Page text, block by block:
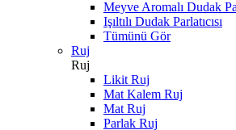
Meyve Aromalı Dudak
Işıltılı Dudak Parlatıcısı
Tümünü Gör
Ruj
Ruj
Likit Ruj
Mat Kalem Ruj
Mat Ruj
Parlak Ruj